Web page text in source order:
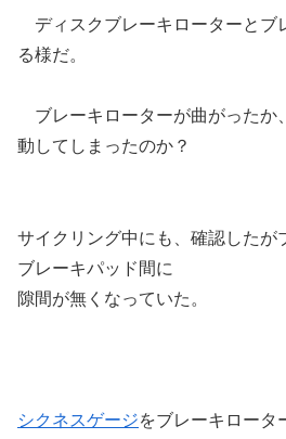
ディスクブレーキローターとブ
る様だ。
ブレーキローターが曲がったか
動してしまったのか？
サイクリング中にも、確認したが
ブレーキパッド間に
隙間が無くなっていた。
シクネスゲージをブレーキロータ